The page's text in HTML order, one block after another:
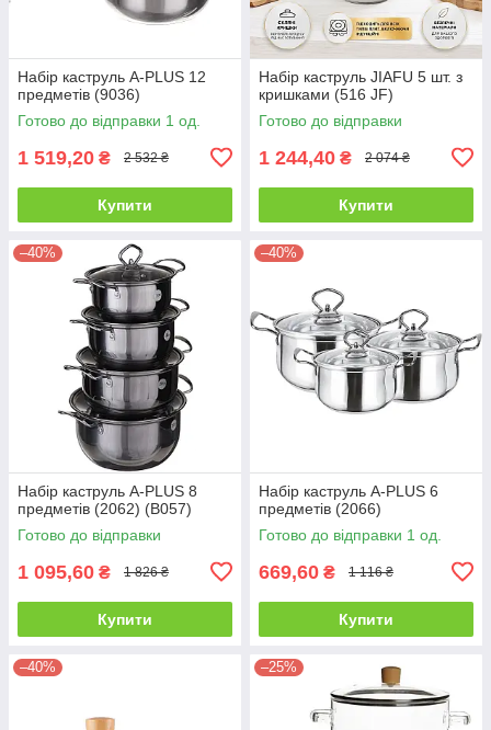
Набір каструль A-PLUS 12
предметів (9036)
Готово до відправки 1 од.
1 519,20 ₴ 2 532 ₴
Купити
Набір каструль JIAFU 5 шт. з
кришками (516 JF)
Готово до відправки
1 244,40 ₴ 2 074 ₴
Купити
–40%
Набір каструль A-PLUS 8
предметів (2062) (В057)
Готово до відправки
1 095,60 ₴ 1 826 ₴
Купити
–40%
Набір каструль A-PLUS 6
предметів (2066)
Готово до відправки 1 од.
669,60 ₴ 1 116 ₴
Купити
–40% –25%